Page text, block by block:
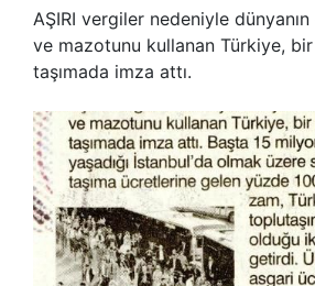
AŞIRI vergiler nedeniyle
ve mazotunu kullanan Türkiye,
taşımada imza attı.